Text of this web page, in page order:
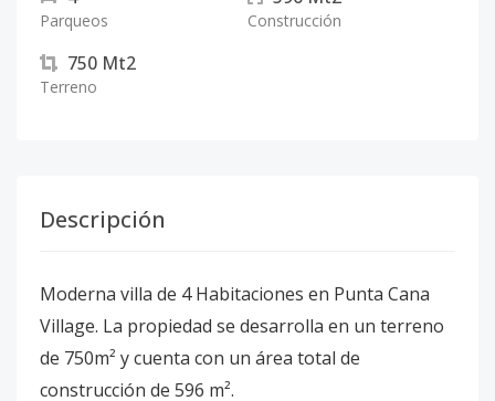
Parqueos Construcción
750 Mt2
Terreno
Descripción
Moderna villa de 4 Habitaciones en Punta Cana
Village. La propiedad se desarrolla en un terreno
de 750m² y cuenta con un área total de
construcción de 596 m².